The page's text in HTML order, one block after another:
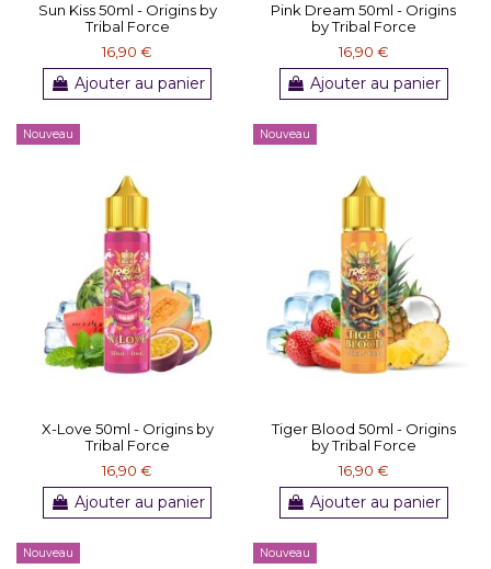
Sun Kiss 50ml - Origins by
Tribal Force
16,90 €
Ajouter au panier
Pink Dream 50ml - Origins
by Tribal Force
16,90 €
Ajouter au panier
Nouveau
X-Love 50ml - Origins by
Tribal Force
16,90 €
Ajouter au panier
Nouveau
Tiger Blood 50ml - Origins
by Tribal Force
16,90 €
Ajouter au panier
Nouveau Nouveau